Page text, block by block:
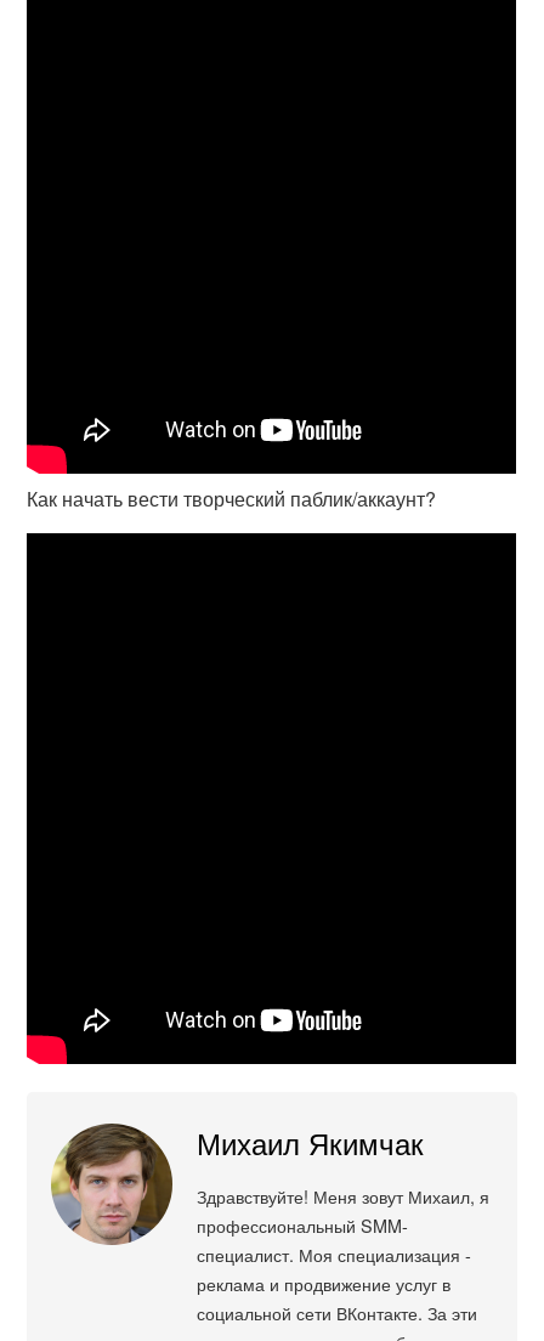
Как начать вести творческий паблик/аккаунт?
Михаил Якимчак
Здравствуйте! Меня зовут Михаил, я
профессиональный SMM-
специалист. Моя специализация -
реклама и продвижение услуг в
социальной сети ВКонтакте. За эти